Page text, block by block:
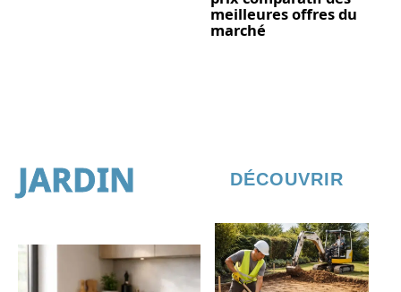
meilleures offres du
marché
JARDIN DÉCOUVRIR